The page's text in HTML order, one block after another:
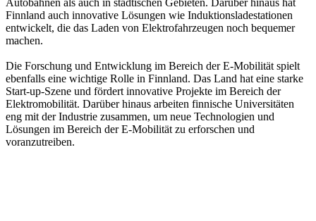
Autobahnen als auch in städtischen Gebieten. Darüber hinaus hat
Finnland auch innovative Lösungen wie Induktionsladestationen
entwickelt, die das Laden von Elektrofahrzeugen noch bequemer
machen.
Die Forschung und Entwicklung im Bereich der E-Mobilität spielt
ebenfalls eine wichtige Rolle in Finnland. Das Land hat eine starke
Start-up-Szene und fördert innovative Projekte im Bereich der
Elektromobilität. Darüber hinaus arbeiten finnische Universitäten
eng mit der Industrie zusammen, um neue Technologien und
Lösungen im Bereich der E-Mobilität zu erforschen und
voranzutreiben.